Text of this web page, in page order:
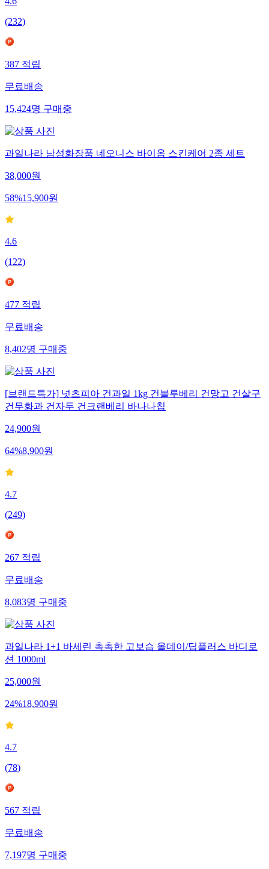
4.6
(232)
387적립
무료배송
15,424명구매중
과일나라 남성화장품 네오니스 바이옴 스킨케어 2종 세트
38,000원
58%15,900원
4.6
(122)
477적립
무료배송
8,402명구매중
[브랜드특가] 넛츠피아 건과일 1kg 건블루베리 건망고 건살구
건무화과 건자두 건크랜베리 바나나칩
24,900원
64%8,900원
4.7
(249)
267적립
무료배송
8,083명구매중
과일나라 1+1 바세린 촉촉한 고보습 올데이/딥플러스 바디로
션 1000ml
25,000원
24%18,900원
4.7
(78)
567적립
무료배송
7,197명구매중